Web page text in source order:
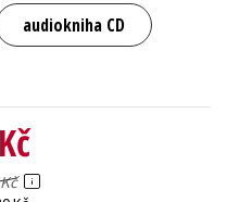
audiokniha CD